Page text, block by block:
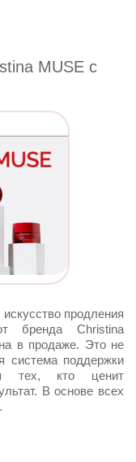
MUSE с
продления
бренда Christina
в продаже. Это не
система поддержки
тех, кто ценит
В основе всех